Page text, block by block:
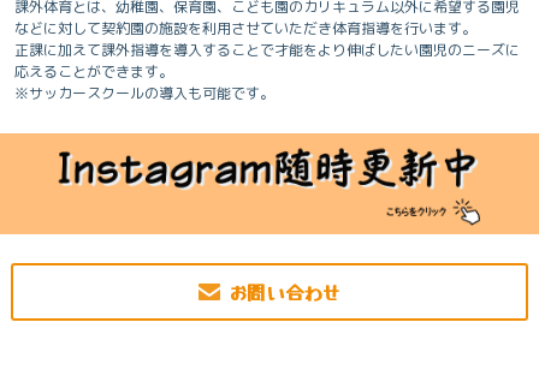
課外体育とは、幼稚園、保育園、こども園のカリキュラム以外に希望する園児
などに対して契約園の施設を利用させていただき体育指導を行います。
正課に加えて課外指導を導入することで才能をより伸ばしたい園児のニーズに
応えることができます。
※サッカースクールの導入も可能です。
お問い合わせ